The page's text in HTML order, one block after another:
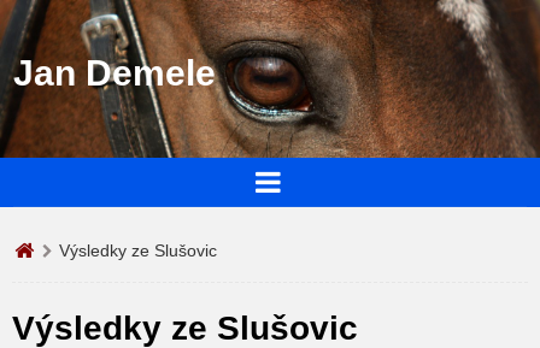
Jan Demele
Výsledky ze Slušovic
Výsledky ze Slušovic